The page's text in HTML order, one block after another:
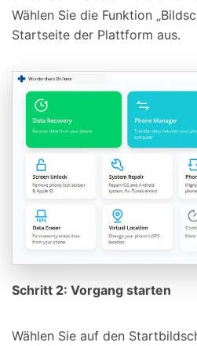
Wählen Sie die Funktion
Startseite der Plattform aus.
Schritt 2: Vorgang starten
Wählen Sie auf den